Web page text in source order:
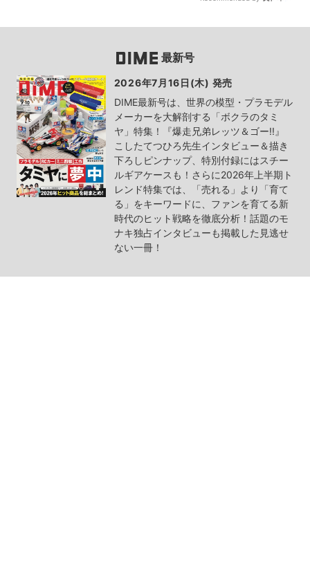
最新号
2026年7月16日(木) 発売
DIME最新号は、世界の模型・プラモデル
メーカーを大解剖する「ボクラのタミ
ヤ」特集！『爆走兄弟レッツ＆ゴー!!』
こしたてつひろ先生インタビュー＆描き
下ろしピンナップ、特別付録にはスチー
ルギアケースも！さらに2026年上半期ト
レンド特集では、「売れる」より「育て
る」をキーワードに、ファンを育てる新
時代のヒット戦略を徹底分析！話題のモ
ナキ独占インタビューも掲載した見逃せ
ない一冊！